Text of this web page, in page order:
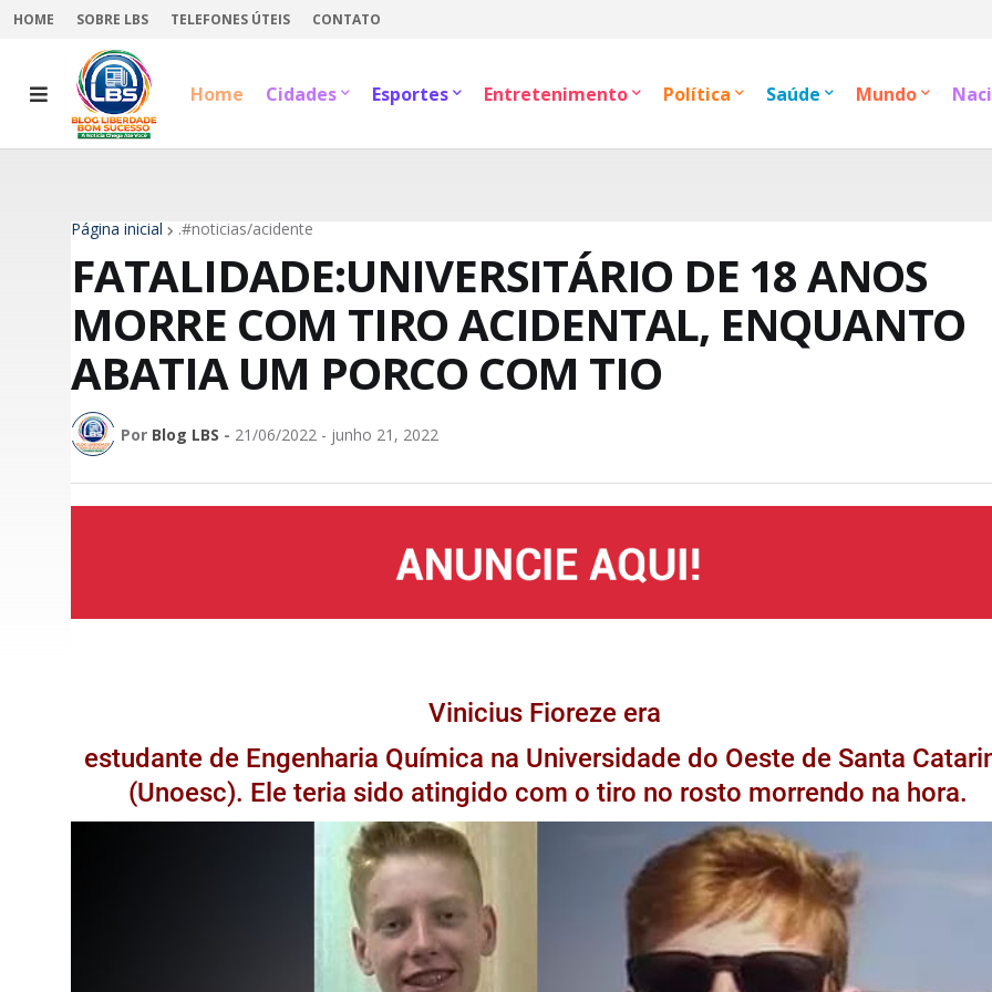
HOME SOBRE LBS TELEFONES ÚTEIS CONTATO
Home Cidades Esportes Entretenimento Política Saúde Mundo
Página inicial .#noticias/acidente
FATALIDADE:UNIVERSITÁRIO DE 18 ANOS
MORRE COM TIRO ACIDENTAL, ENQUANTO
ABATIA UM PORCO COM TIO
Por Blog LBS - 21/06/2022 - junho 21, 2022
Vinicius Fioreze era
estudante de Engenharia Química na Universidade do Oeste de Santa
(Unoesc). Ele teria sido atingido com o tiro no rosto morrendo na hora.